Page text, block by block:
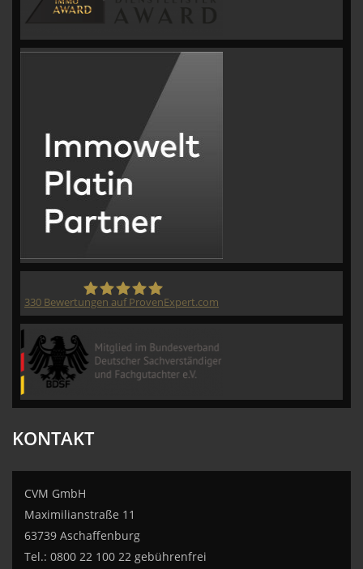
330 Bewertungen auf ProvenExpert.com
KONTAKT
CVM GmbH
Maximilianstraße 11
63739 Aschaffenburg
Tel.: 0800 22 100 22 gebührenfrei